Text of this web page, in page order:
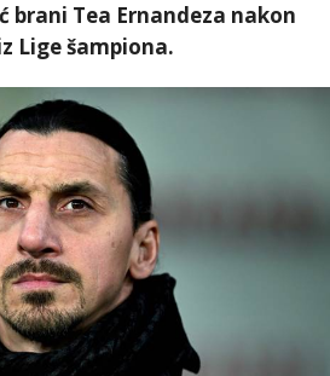
brani Tea Ernandeza nakon
Lige šampiona.